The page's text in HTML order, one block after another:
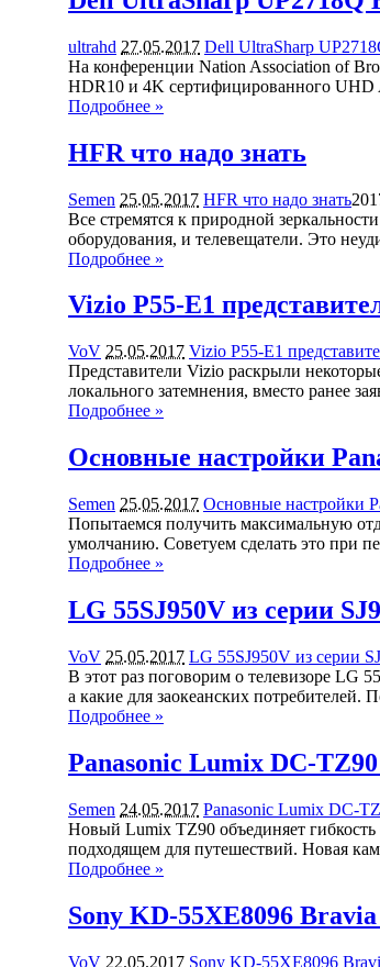
ultrahd 27.05.2017 Dell UltraSharp
На конференции Nation Association of
HDR10 и 4K сертифицированного UHD
Подробнее »
HFR что надо знать
Semen 25.05.2017 HFR что надо знать
Все стремятся к природной
оборудования, и телевещатели. Это
Подробнее »
Vizio P55-E1
VoV 25.05.2017 Vizio P55-E1
Представители Vizio раскрыли
локального затемнения, вместо ранее
Подробнее »
Основные настройки
Semen 25.05.2017 Основные настройки
Попытаемся получить максимальную
умолчанию. Советуем сделать это при
Подробнее »
LG 55SJ950V из серии
VoV 25.05.2017 LG 55SJ950V из серии
В этот раз поговорим о телевизоре LG
а какие для заокеанских потребителей.
Подробнее »
Panasonic Lumix DC-
Semen 24.05.2017 Panasonic Lumix DC-
Новый Lumix TZ90 объединяет
подходящем для путешествий. Новая
Подробнее »
Sony KD-55XE8096
VoV 22.05.2017 Sony KD-55XE8096